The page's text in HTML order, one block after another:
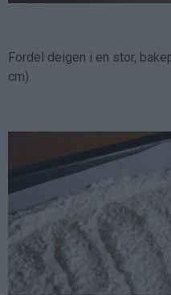
Fordel deigen i en stor,
cm).